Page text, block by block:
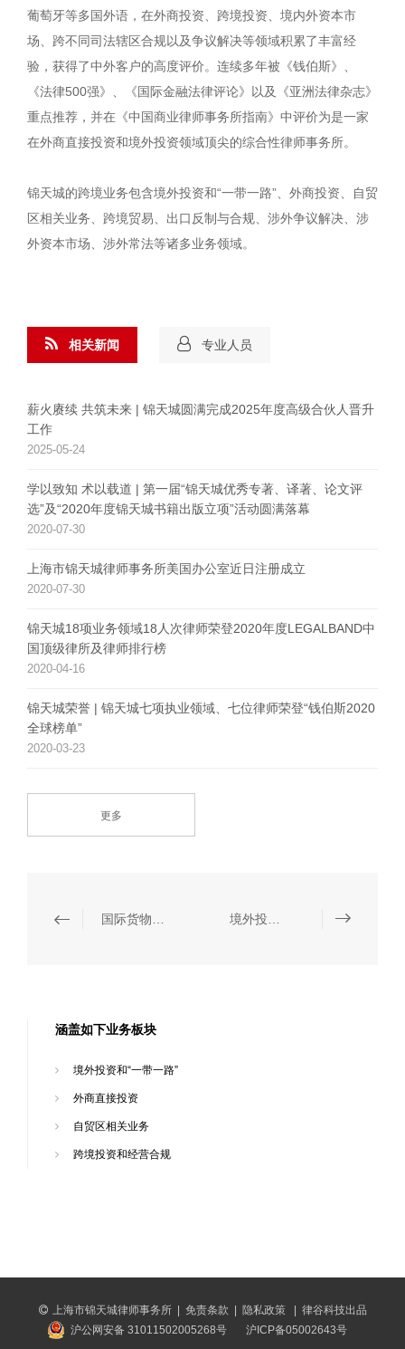
葡萄牙等多国外语，在外商投资、跨境投资、境内外资本市
场、跨不同司法辖区合规以及争议解决等领域积累了丰富经
验，获得了中外客户的高度评价。连续多年被《钱伯斯》、
《法律500强》、《国际金融法律评论》以及《亚洲法律杂志》
重点推荐，并在《中国商业律师事务所指南》中评价为是一家
在外商直接投资和境外投资领域顶尖的综合性律师事务所。
锦天城的跨境业务包含境外投资和“一带一路”、外商投资、自贸
区相关业务、跨境贸易、出口反制与合规、涉外争议解决、涉
外资本市场、涉外常法等诸多业务领域。
相关新闻
薪火赓续 共筑未来 | 锦天城圆满完成2025年度高级合伙人晋升
工作
2025-05-24
学以致知 术以载道 | 第一届“锦天城优秀专著、译著、论文评
选”及“2020年度锦天城书籍出版立项”活动圆满落幕
2020-07-30
上海市锦天城律师事务所美国办公室近日注册成立
2020-07-30
锦天城18项业务领域18人次律师荣登2020年度LEGALBAND中
国顶级律所及律师排行榜
2020-04-16
锦天城荣誉 | 锦天城七项执业领域、七位律师荣登“钱伯斯2020
全球榜单”
2020-03-23
更多
专业人员
涵盖如下业务板块
境外投资和“一带一路”
外商直接投资
自贸区相关业务
跨境投资和经营合规
上海市锦天城律师事务所 | 免责条款 | 隐私政策 | 律谷科技出品
沪公网安备 31011502005268号
沪ICP备05002643号